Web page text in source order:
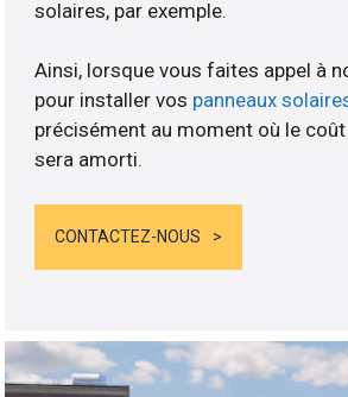
solaires, par exemple.
Ainsi, lorsque vous faites appel à
pour installer vos panneaux
précisément au moment où le
sera amorti.
CONTACTEZ-NOUS